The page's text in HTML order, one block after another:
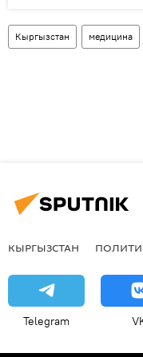
Кыргызстан медицина
КЫРГЫЗСТАН
Telegram